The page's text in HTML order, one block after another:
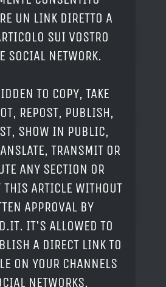
UN LINK DIRETTO A
SUI VOSTRO
SOCIAL NETWORK.
TO COPY, TAKE
REPOST, PUBLISH,
SHOW IN PUBLIC,
TRANSMIT OR
ANY SECTION OR
THIS ARTICLE WITHOUT
APPROVAL BY
IT'S ALLOWED TO
A DIRECT LINK TO
ON YOUR CHANNELS
NETWORKS.